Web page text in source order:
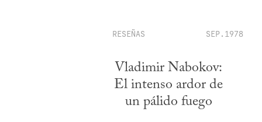
RESEÑAS SEP.1978
Vladimir Nabokov:
El intenso ardor de
un pálido fuego